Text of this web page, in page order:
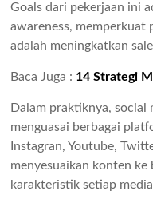
Goals dari pekerjaan ini
awareness, memperkuat
adalah meningkatkan
Baca Juga : 14 Strategi
Dalam praktiknya, social
menguasai berbagai
Instagran, Youtube,
menyesuaikan konten ke
karakteristik setiap